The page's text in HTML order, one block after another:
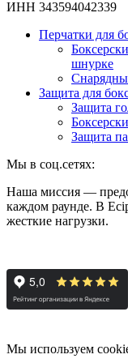
ИНН 343594042339
Перчатки для
шнурке
Защита для
Защита
Защита
Мы в соц.сетях:
Наша миссия —
каждом раунде. В
жесткие нагрузки.
Мы используем